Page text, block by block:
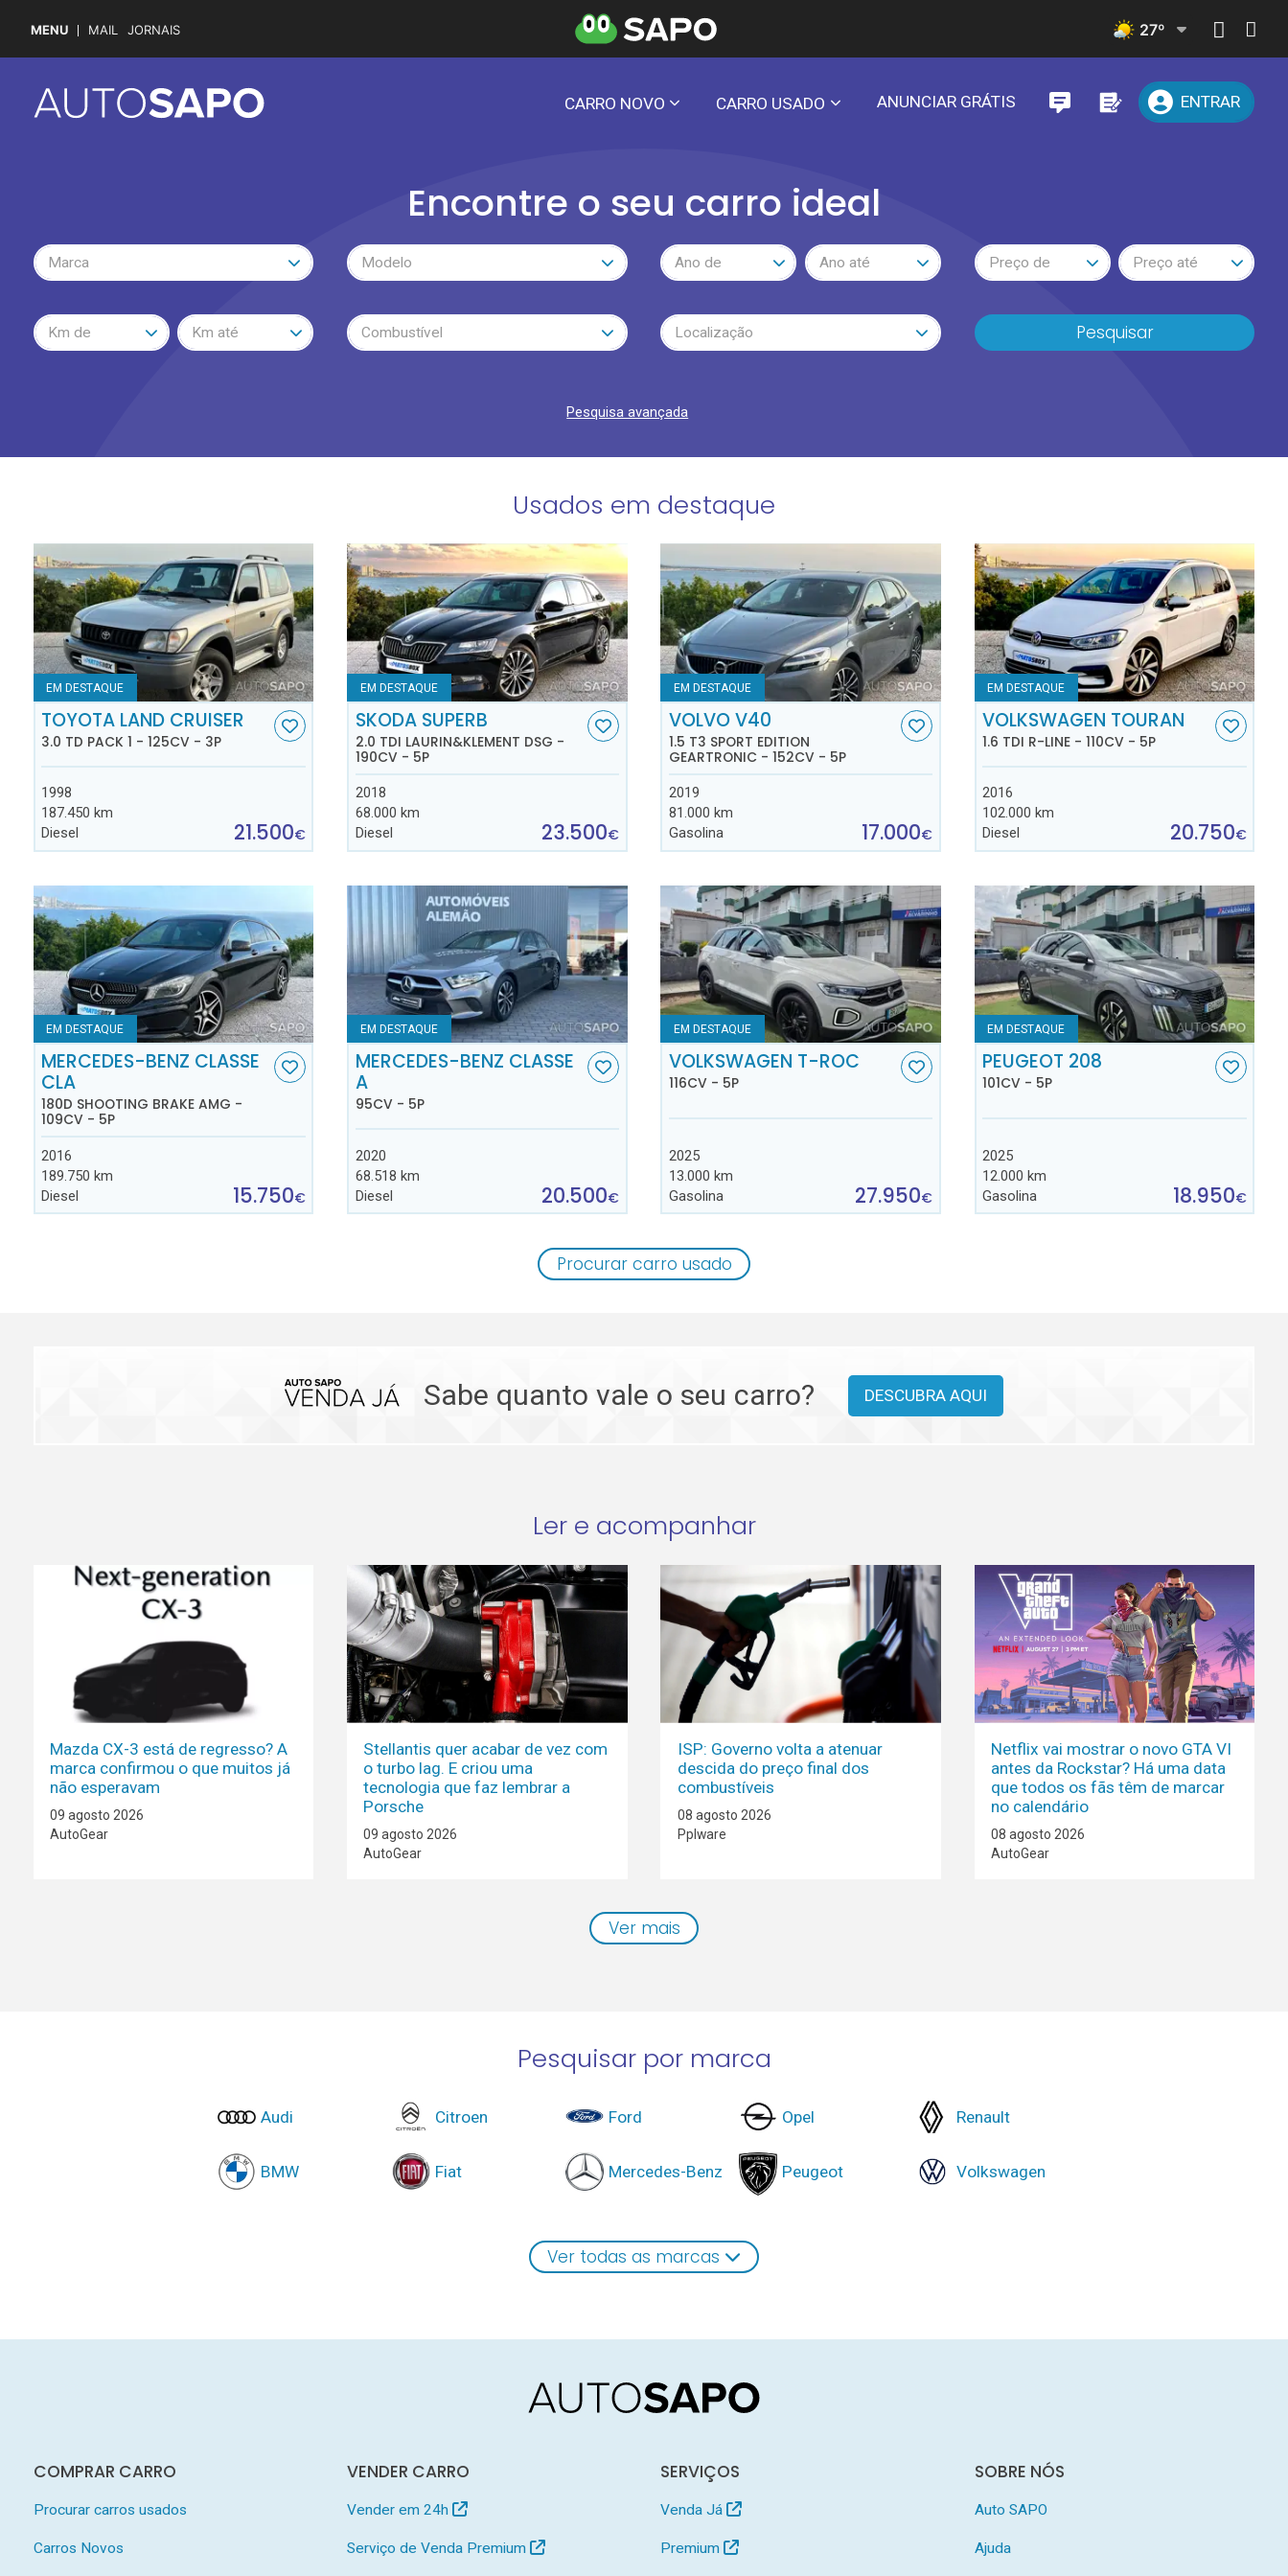
MENU MAIL JORNAIS 27º
CARRO NOVO CARRO USADO ANUNCIAR GRÁTIS ENTRAR
Encontre o seu carro ideal
Marca Modelo Ano de Ano até Preço de Preço até
Km de Km até Combustível Localização Pesquisar
Pesquisa avançada
Usados em destaque
EM DESTAQUE
TOYOTA LAND CRUISER
3.0 TD PACK 1 - 125CV - 3P
1998
187.450 km
Diesel
21.500€
EM DESTAQUE
SKODA SUPERB
2.0 TDI LAURIN&KLEMENT DSG -
190CV - 5P
2018
68.000 km
Diesel
23.500€
EM DESTAQUE
VOLVO V40
1.5 T3 SPORT EDITION
GEARTRONIC - 152CV - 5P
2019
81.000 km
Gasolina
17.000€
EM DESTAQUE
VOLKSWAGEN TOURAN
1.6 TDI R-LINE - 110CV - 5P
2016
102.000 km
Diesel
20.750€
EM DESTAQUE
MERCEDES-BENZ CLASSE
CLA
180D SHOOTING BRAKE AMG -
109CV - 5P
2016
189.750 km
Diesel
15.750€
EM DESTAQUE
MERCEDES-BENZ CLASSE
A
95CV - 5P
2020
68.518 km
Diesel
20.500€
EM DESTAQUE
VOLKSWAGEN T-ROC
116CV - 5P
2025
13.000 km
Gasolina
27.950€
EM DESTAQUE
PEUGEOT 208
101CV - 5P
2025
12.000 km
Gasolina
18.950€
Procurar carro usado
Sabe quanto vale o seu carro? DESCUBRA AQUI
Ler e acompanhar
Mazda CX-3 está de regresso? A
marca confirmou o que muitos já
não esperavam
09 agosto 2026
AutoGear
Stellantis quer acabar de vez com
o turbo lag. E criou uma
tecnologia que faz lembrar a
Porsche
09 agosto 2026
AutoGear
ISP: Governo volta a atenuar
descida do preço final dos
combustíveis
08 agosto 2026
Pplware
Netflix vai mostrar o novo GTA VI
antes da Rockstar? Há uma data
que todos os fãs têm de marcar
no calendário
08 agosto 2026
AutoGear
Ver mais
Pesquisar por marca
Audi
BMW
Citroen
Fiat
Ford
Mercedes-Benz
Opel
Peugeot
Renault
Volkswagen
Ver todas as marcas
COMPRAR CARRO
Procurar carros usados
Carros Novos
VENDER CARRO
Vender em 24h
Serviço de Venda Premium
SERVIÇOS
Venda Já
Premium
SOBRE NÓS
Auto SAPO
Ajuda